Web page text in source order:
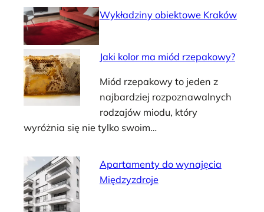
Wykładziny obiektowe Kraków
Jaki kolor ma miód rzepakowy?
Miód rzepakowy to jeden z
najbardziej rozpoznawalnych
rodzajów miodu, który
wyróżnia się nie tylko swoim…
Apartamenty do wynajęcia
Międzyzdroje